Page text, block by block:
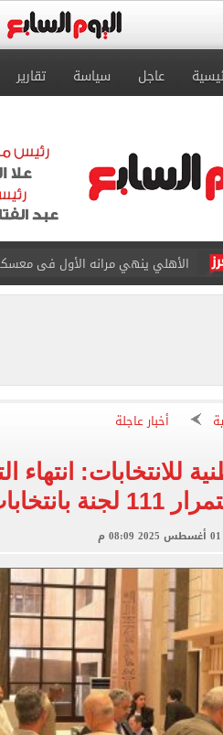
عاجل سياسة تقارير
الأهلي ينهي مرانه الأول فى
"تنظيم الاتصالات": تسجيل الخط
الاتحاد التركي يمنح طرابزون سبور
طرابزون سبور ينفي الحجز على
منتخب ناشئات كرة اليد يخسر أمام إسبانيا 27 - 26 فى نصف نهائى بطولة
قفزة أعادت الزمن الجميل.. رأسية
أخبار عاجلة
الشيوخ